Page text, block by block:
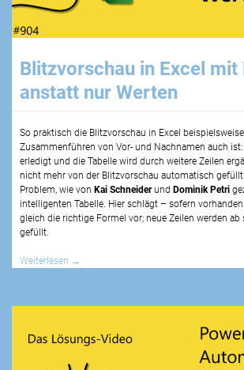
Blitzvorschau in Excel mit
anstatt nur Werten
So praktisch die Blitzvorschau in Excel
Zusammenführen von Vor- und Nachnamen auch
erledigt und die Tabelle wird durch weitere Zeilen
nicht mehr von der Blitzvorschau automatisch
Problem, wie von Kai Schneiderund Dominik Petri
intelligenten Tabelle. Hier schlägt – sofern
gleich die richtige Formel vor; neue Zeilen werden
gefüllt.
Weiterlesen →